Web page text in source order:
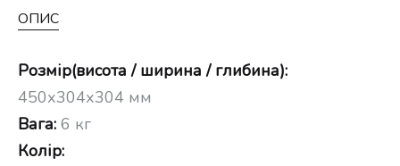
ОПИС
Розмір(висота / ширина / глибина):
450х304х304 мм
Вага: 6 кг
Колір: